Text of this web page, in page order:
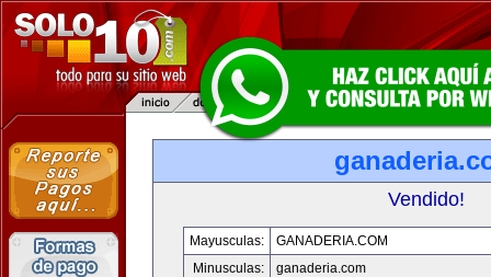
Vendido!
Mayusculas:
GANADERIA.COM
Minusculas:
ganaderia.com